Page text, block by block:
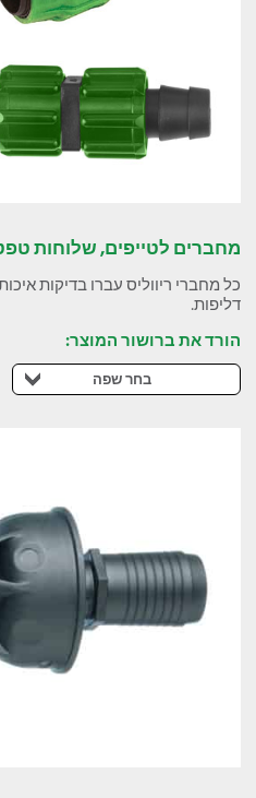
מחברים לטייפים, שלוחות
כל מחברי ריווליס עברו בדיקות
דליפות.
הורד את ברושור המוצר:
בחר שפה